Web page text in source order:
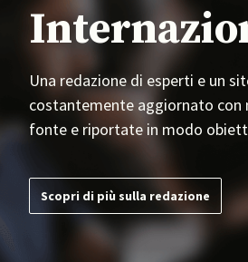
Una redazione di esperti e un
costantemente aggiornato con
fonte e riportate in modo
Scopri di più sulla redazione